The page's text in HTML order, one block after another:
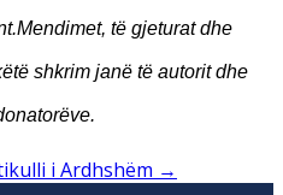
Mendimet, të gjeturat dhe
shkrim janë të autorit dhe
i Ardhshëm →